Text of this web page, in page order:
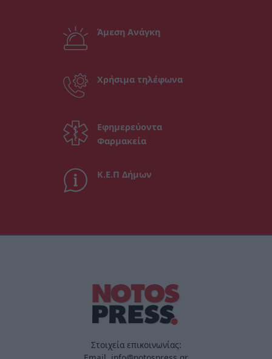
Άμεση Ανάγκη
Χρήσιμα τηλέφωνα
Εφημερεύοντα
Φαρμακεία
Κ.Ε.Π Δήμων
Στοιχεία επικοινωνίας: